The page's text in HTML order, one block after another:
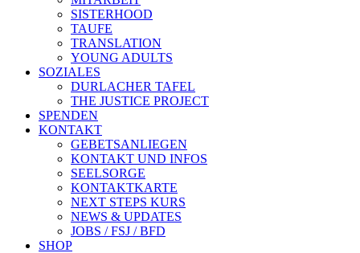
SISTERHOOD
TAUFE
TRANSLATION
YOUNG ADULTS
SOZIALES
DURLACHER TAFEL
THE JUSTICE PROJECT
SPENDEN
KONTAKT
GEBETSANLIEGEN
KONTAKT UND INFOS
SEELSORGE
KONTAKTKARTE
NEXT STEPS KURS
NEWS & UPDATES
JOBS / FSJ / BFD
SHOP